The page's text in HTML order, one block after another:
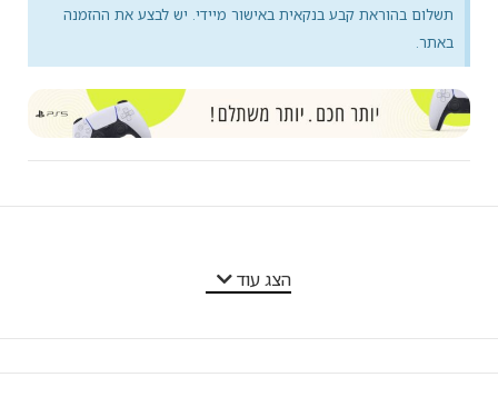
תשלום בהוראת קבע בנקאית באישור מיידי. יש לבצע את ההזמנה
באתר.
הצג עוד